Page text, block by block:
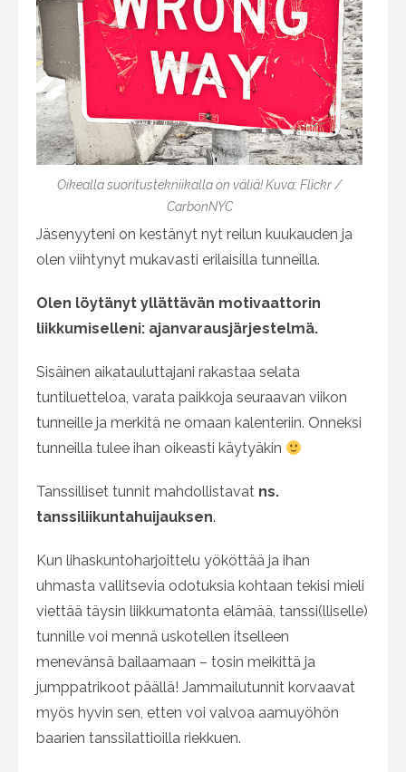
Oikealla suoritustekniikalla on väliä! Kuva:Flickr /
CarbonNYC
Jäsenyyteni on kestänyt nyt reilun kuukauden ja
olen viihtynyt mukavasti erilaisilla tunneilla.
Olen löytänyt yllättävän motivaattorin
liikkumiselleni: ajanvarausjärjestelmä.
Sisäinen aikatauluttajani rakastaa selata
tuntiluetteloa, varata paikkoja seuraavan viikon
tunneille ja merkitä ne omaan kalenteriin. Onneksi
tunneilla tulee ihan oikeasti käytyäkin
Tanssilliset tunnit mahdollistavat ns.
tanssiliikuntahuijauksen.
Kun lihaskuntoharjoittelu yököttää ja ihan
uhmasta vallitsevia odotuksia kohtaan tekisi mieli
viettää täysin liikkumatonta elämää, tanssi(lliselle)
tunnille voi mennä uskotellen itselleen
menevänsä bailaamaan – tosin meikittä ja
jumppatrikoot päällä! Jammailutunnit korvaavat
myös hyvin sen, etten voi valvoa aamuyöhön
baarien tanssilattioilla riekkuen.